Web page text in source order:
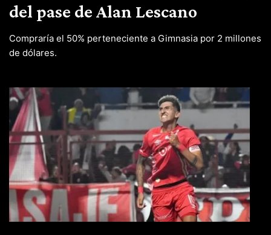
del pase de Alan Lescano
Compraría el 50% perteneciente a Gimnasia por 2 millones
de dólares.